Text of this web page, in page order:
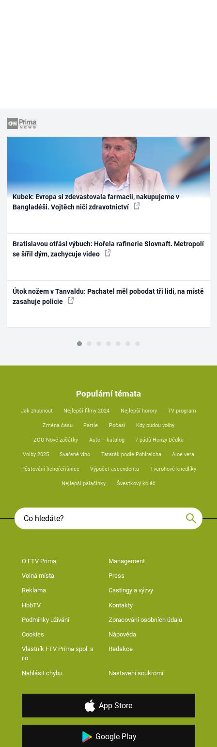
Kubek: Evropa si zdevastovala farmacii, nakupujeme v
Bangladéši. Vojtěch ničí zdravotnictví
Bratislavou otřásl výbuch: Hořela rafinerie Slovnaft. Metropolí
se šířil dým, zachycuje video
Útok nožem v Tanvaldu: Pachatel měl pobodat tři lidi, na místě
zasahuje policie
Populární témata
Jak zhubnout Nejlepší filmy 2024 Nejlepší horory TV program
Změna času Partie Počasí Kdy budou volby
ZOO Nové začátky Auto – katalog 7 pádů Honzy Dědka
Volby 2025 Svařené víno Tatarák podle Pohlreicha Aloe vera
Pěstování lichořeřišnice Výpočet ascendentu Tvarohové knedlíky
Nejlepší palačinky Švestkový koláč
O FTV Prima Management
Volná místa Press
Reklama Castingy a výzvy
HbbTV Kontakty
Podmínky užívání Zpracování osobních údajů
Cookies Nápověda
Vlastník FTV Prima spol. s
r.o.
Redakce
Nahlásit chybu Nastavení soukromí
App Store
Google Play